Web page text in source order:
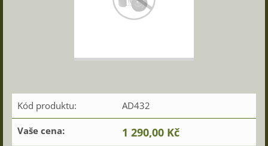
Kód produktu: AD432
Vaše cena: 1 290,00 Kč